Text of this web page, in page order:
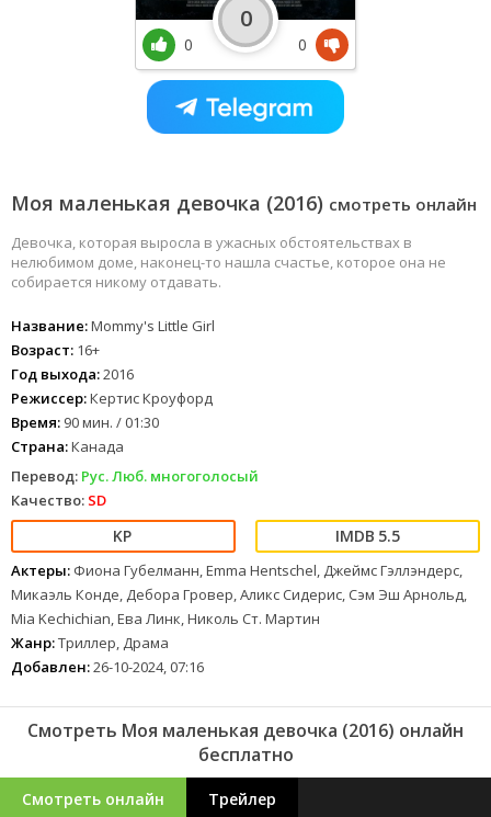
Моя маленькая девочка (2016) смотреть онлайн
Девочка, которая выросла в ужасных обстоятельствах в
нелюбимом доме, наконец-то нашла счастье, которое она не
собирается никому отдавать.
Название:Mommy's Little Girl
Возраст: 16+
Год выхода:2016
Режиссер:Кертис Кроуфорд
Время: 90 мин. / 01:30
Страна:Канада
Перевод: Рус. Люб. многоголосый
Качество: SD
5.5
Актеры: Фиона Губелманн, Emma Hentschel, Джеймс Гэллэндерс,
Микаэль Конде, Дебора Гровер, Аликс Сидерис, Сэм Эш Арнольд,
Mia Kechichian, Ева Линк, Николь Ст. Мартин
Жанр:Триллер, Драма
Добавлен:26-10-2024, 07:16
0
0
0
Смотреть Моя маленькая девочка (2016) онлайн
бесплатно
Смотреть онлайн Трейлер